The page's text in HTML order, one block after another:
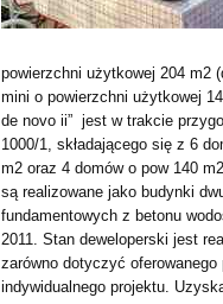
powierzchni użytkowej 204 m2
mini o powierzchni użytkowej
de novo ii” jest w trakcie
1000/1, składającego się z 6
m2 oraz 4 domów o pow 140
są realizowane jako budynki
fundamentowych z betonu
2011. Stan deweloperski jest
zarówno dotyczyć
indywidualnego projektu.